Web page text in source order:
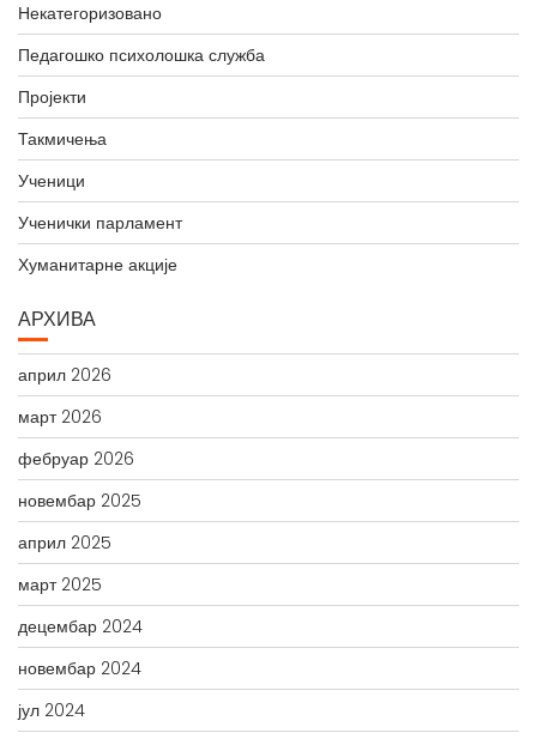
Некатегоризовано
Педагошко психолошка служба
Пројекти
Такмичења
Ученици
Ученички парламент
Хуманитарне акције
АРХИВА
април 2026
март 2026
фебруар 2026
новембар 2025
април 2025
март 2025
децембар 2024
новембар 2024
јул 2024